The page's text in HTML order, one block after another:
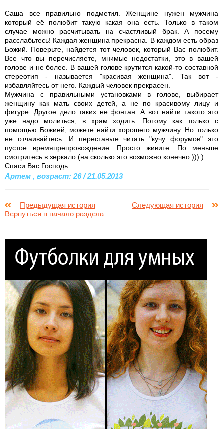
Саша все правильно подметил. Женщине нужен мужчина
который её полюбит такую какая она есть. Только в таком
случае можно расчитывать на счастливый брак. А посему
расслабьтесь! Каждая женщина прекрасна. В каждом есть образ
Божий. Поверьте, найдется тот человек, который Вас полюбит.
Все что вы перечисляете, мнимые недостатки, это в вашей
голове и не более. В вашей голове крутится какой-то составной
стереотип - называется "красивая женщина". Так вот -
избавляйтесь от него. Каждый человек прекрасен.
Мужчина с правильными установками в голове, выбирает
женщину как мать своих детей, а не по красивому лицу и
фигуре. Другое дело таких не фонтан. А вот найти такого это
уже надо молиться, в храм ходить. Потому как только с
помощью Божией, можете найти хорошего мужчину. Но только
не отчаивайтесь. И перестаньте читать "кучу форумов" это
пустое времяпрепровождение. Просто живите. По меньше
смотритесь в зеркало.(на сколько это возможно конечно ))) )
Спаси Вас Господь.
Артем , возраст: 26 / 21.05.2013
Предыдущая история
Следующая история
Вернуться в начало раздела